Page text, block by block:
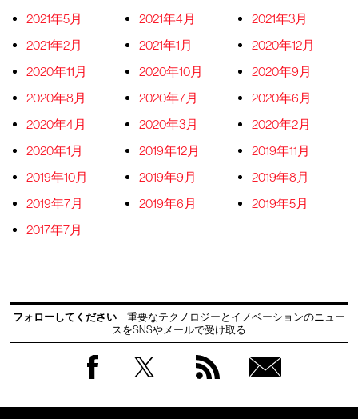
2021年5月
2021年4月
2021年3月
2021年2月
2021年1月
2020年12月
2020年11月
2020年10月
2020年9月
2020年8月
2020年7月
2020年6月
2020年4月
2020年3月
2020年2月
2020年1月
2019年12月
2019年11月
2019年10月
2019年9月
2019年8月
2019年7月
2019年6月
2019年5月
2017年7月
フォローしてください
重要なテクノロジーとイノベーションのニュー
スをSNSやメールで受け取る